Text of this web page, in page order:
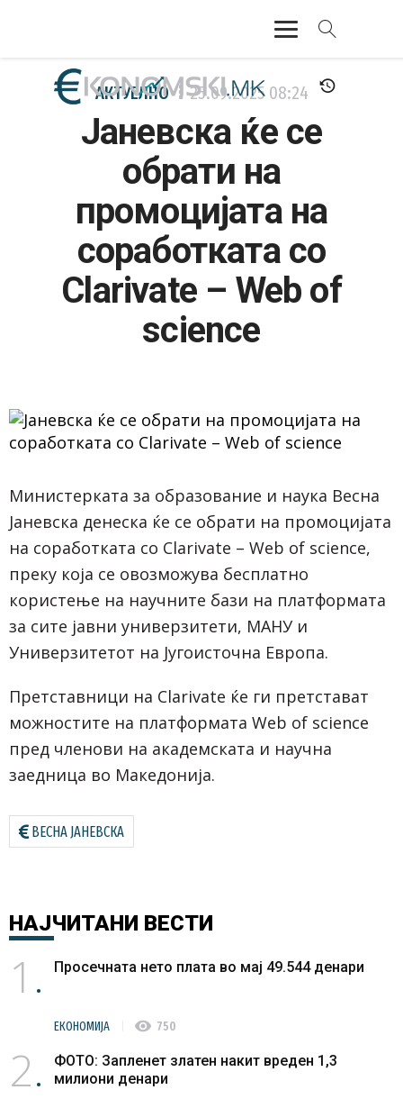
АКТУЕЛНО
ЕКОНОМИЈА
ФИНАНСИИ
БАНКАРСТВО
ЖИВОТ
АКТУЕЛНО 25.09.2025 08:24
Јаневска ќе се
обрати на
промоцијата на
соработката со
Clarivate – Web of
science
Министерката за образование и наука Весна
Јаневска денеска ќе се обрати на промоцијата
на соработката со Clarivate – Web of science,
преку која се овозможува бесплатно
користење на научните бази на платформата
за сите јавни универзитети, МАНУ и
Универзитетот на Југоисточна Европа.
Претставници на Clarivate ќе ги претстават
можностите на платформата Web of science
пред членови на академската и научна
заедница во Македонија.
ВЕСНА ЈАНЕВСКА
НАЈЧИТАНИ ВЕСТИ
1 Просечната нето плата во мај 49.544 денари
ЕКОНОМИЈА visibility 750
2
ФОТО: Запленет златен накит вреден 1,3
милиони денари